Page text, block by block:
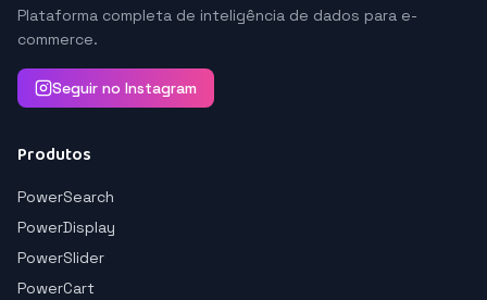
Plataforma completa de inteligência de dados para e-
commerce.
Seguir no Instagram
Produtos
PowerSearch
PowerDisplay
PowerSlider
PowerCart